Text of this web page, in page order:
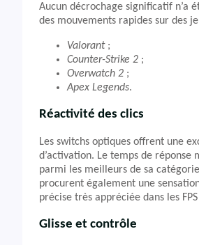
Aucun décrochage significatif n’a
des mouvements rapides sur des
Valorant;
Counter-Strike 2 ;
Overwatch 2 ;
Apex Legends.
Réactivité des clics
Les switchs optiques offrent une
d’activation. Le temps de réponse
parmi les meilleurs de sa
procurent également une
précise très appréciée dans les
Glisse et contrôle